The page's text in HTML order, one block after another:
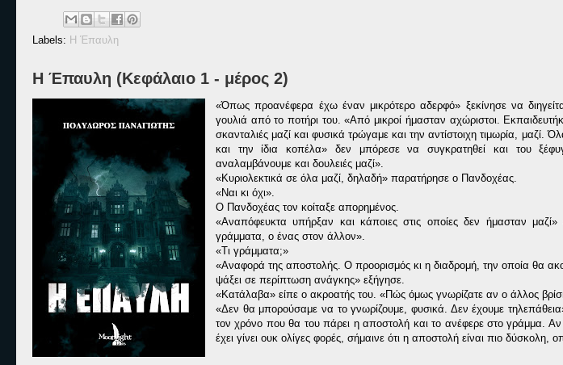
Labels: Η Έπαυλη
Η Έπαυλη (Κεφάλαιο 1 - μέρος 2)
«Όπως προανέφερα έχω έναν μικρότερο αδερφό» ξεκίνησε να
γουλιά από το ποτήρι του. «Από μικροί ήμασταν αχώριστοι.
σκανταλιές μαζί και φυσικά τρώγαμε και την αντίστοιχη τιμωρία, μαζί.
και την ίδια κοπέλα» δεν μπόρεσε να συγκρατηθεί και του
αναλαμβάνουμε και δουλειές μαζί».
«Κυριολεκτικά σε όλα μαζί, δηλαδή» παρατήρησε ο Πανδοχέας.
«Ναι κι όχι».
Ο Πανδοχέας τον κοίταξε απορημένος.
«Αναπόφευκτα υπήρξαν και κάποιες στις οποίες δεν ήμασταν
γράμματα, ο ένας στον άλλον».
«Τι γράμματα;»
«Αναφορά της αποστολής. Ο προορισμός κι η διαδρομή, την οποία θα
ψάξει σε περίπτωση ανάγκης» εξήγησε.
«Κατάλαβα» είπε ο ακροατής του. «Πώς όμως γνωρίζατε αν ο άλλος
«Δεν θα μπορούσαμε να το γνωρίζουμε, φυσικά. Δεν έχουμε
τον χρόνο που θα του πάρει η αποστολή και το ανέφερε στο γράμμα.
έχει γίνει ουκ ολίγες φορές, σήμαινε ότι η αποστολή είναι πιο δύσκολη,